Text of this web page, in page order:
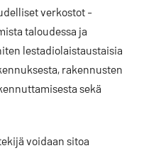
verkostot -
taloudessa ja
lestadiolaistaustaisia
rakennusten
sekä
voidaan sitoa